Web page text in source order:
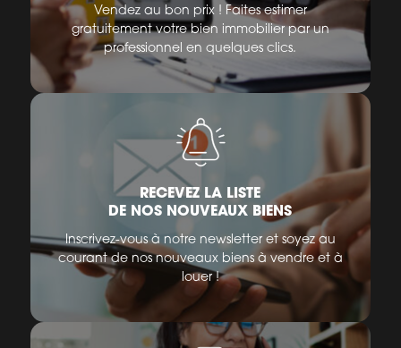
Vendez au bon prix ! Faites estimer
gratuitement votre bien immobilier par un
professionnel en quelques clics.
RECEVEZ LA LISTE
DE NOS NOUVEAUX BIENS
Inscrivez-vous à notre newsletter et soyez au
courant de nos nouveaux biens à vendre et à
louer !